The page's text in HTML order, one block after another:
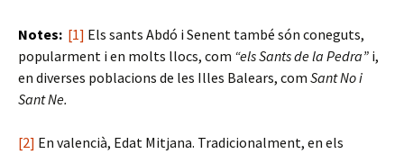
Notes: [1] Els sants Abdó i Senent també són coneguts,
popularment i en molts llocs, com “els Sants de la Pedra” i,
en diverses poblacions de les Illes Balears, com Sant No i
Sant Ne.
[2] En valencià, Edat Mitjana. Tradicionalment, en els